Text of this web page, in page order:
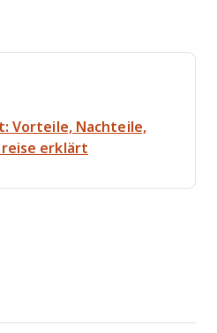
Vorteile, Nachteile,
erklärtOpens new